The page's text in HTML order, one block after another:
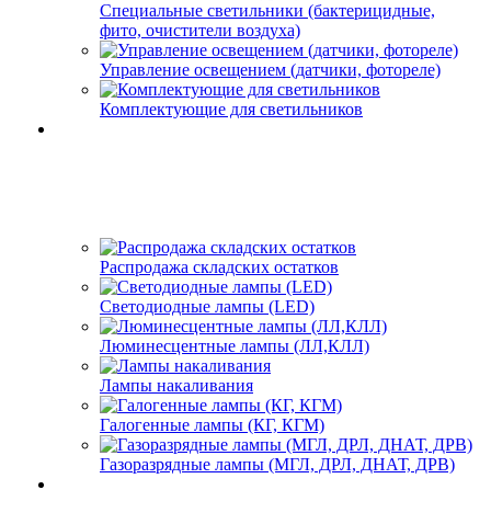
Специальные светильники (бактерицидные,
фито, очистители воздуха)
Управление освещением (датчики, фотореле)
Комплектующие для светильников
Распродажа складских остатков
Светодиодные лампы (LED)
Люминесцентные лампы (ЛЛ,КЛЛ)
Лампы накаливания
Галогенные лампы (КГ, КГМ)
Газоразрядные лампы (МГЛ, ДРЛ, ДНАТ, ДРВ)